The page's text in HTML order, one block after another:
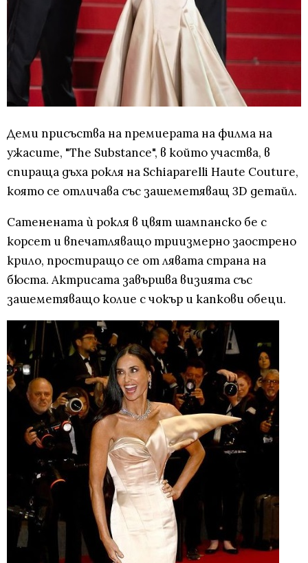
Деми присъства на премиерата на филма на
ужасите, "The Substance", в който участва, в
спираща дъха рокля на Schiaparelli Haute Couture,
която се отличава със зашеметяващ 3D детайл.
Сатенената ѝ рокля в цвят шампанско бе с
корсет и впечатляващо триизмерно заострено
крило, простиращо се от лявата страна на
бюста. Актрисата завършва визията със
зашеметяващо колие с чокър и капкови обеци.